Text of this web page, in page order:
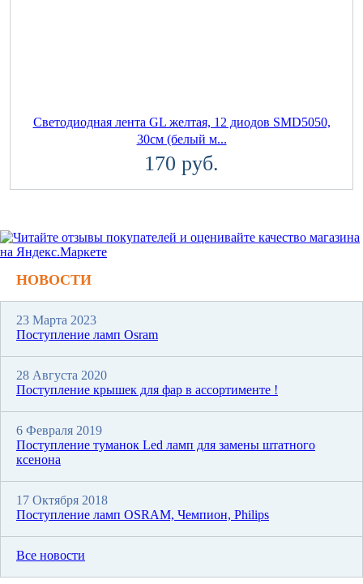
Светодиодная лента GL желтая, 12 диодов SMD5050,
30см (белый м...
170 руб.
НОВОСТИ
23 Марта 2023
Поступление ламп Osram
28 Августа 2020
Поступление крышек для фар в ассортименте !
6 Февраля 2019
Поступление туманок Led ламп для замены штатного
ксенона
17 Октября 2018
Поступление ламп OSRAM, Чемпион, Philips
Все новости